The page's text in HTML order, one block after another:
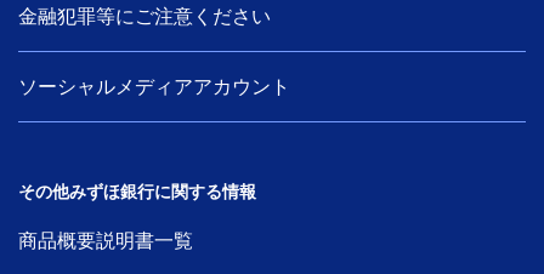
金融犯罪等にご注意ください
ソーシャルメディアアカウント
その他みずほ銀行に関する情報
商品概要説明書一覧